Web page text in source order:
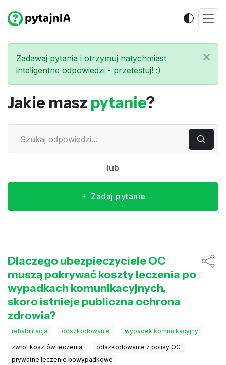
Zadawaj pytania i otrzymuj natychmiast
inteligentne odpowiedzi - przetestuj! :)
Jakie masz pytanie?
lub
Zadaj pytanie
Dlaczego ubezpieczyciele OC
muszą pokrywać koszty leczenia po
wypadkach komunikacyjnych,
skoro istnieje publiczna ochrona
zdrowia?
rehabilitacja odszkodowanie wypadek komunikacyjny
zwrot kosztów leczenia
odszkodowanie z polisy OC
prywatne leczenie powypadkowe